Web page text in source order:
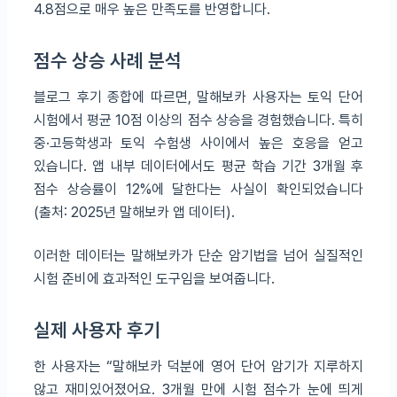
4.8점으로 매우 높은 만족도를 반영합니다.
점수 상승 사례 분석
블로그 후기 종합에 따르면, 말해보카 사용자는 토익 단어
시험에서 평균 10점 이상의 점수 상승을 경험했습니다. 특히
중·고등학생과 토익 수험생 사이에서 높은 호응을 얻고
있습니다. 앱 내부 데이터에서도 평균 학습 기간 3개월 후
점수 상승률이 12%에 달한다는 사실이 확인되었습니다
(출처: 2025년 말해보카 앱 데이터).
이러한 데이터는 말해보카가 단순 암기법을 넘어 실질적인
시험 준비에 효과적인 도구임을 보여줍니다.
실제 사용자 후기
한 사용자는 “말해보카 덕분에 영어 단어 암기가 지루하지
않고 재미있어졌어요. 3개월 만에 시험 점수가 눈에 띄게